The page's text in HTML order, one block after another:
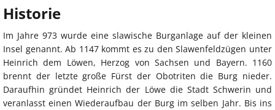
Historie
Im Jahre 973 wurde eine slawische Burganlage auf der kleinen
Insel genannt. Ab 1147 kommt es zu den Slawenfeldzügen unter
Heinrich dem Löwen, Herzog von Sachsen und Bayern. 1160
brennt der letzte große Fürst der Obotriten die Burg nieder.
Daraufhin gründet Heinrich der Löwe die Stadt Schwerin und
veranlasst einen Wiederaufbau der Burg im selben Jahr. Bis ins